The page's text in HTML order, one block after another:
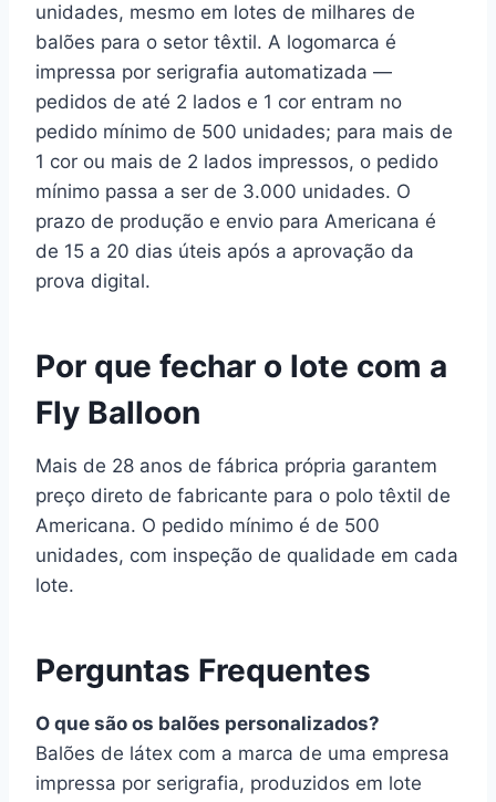
unidades, mesmo em lotes de milhares de
balões para o setor têxtil. A logomarca é
impressa por serigrafia automatizada —
pedidos de até 2 lados e 1 cor entram no
pedido mínimo de 500 unidades; para mais de
1 cor ou mais de 2 lados impressos, o pedido
mínimo passa a ser de 3.000 unidades. O
prazo de produção e envio para Americana é
de 15 a 20 dias úteis após a aprovação da
prova digital.
Por que fechar o lote com a
Fly Balloon
Mais de 28 anos de fábrica própria garantem
preço direto de fabricante para o polo têxtil de
Americana. O pedido mínimo é de 500
unidades, com inspeção de qualidade em cada
lote.
Perguntas Frequentes
O que são os balões personalizados?
Balões de látex com a marca de uma empresa
impressa por serigrafia, produzidos em lote